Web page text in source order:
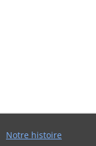
Notre histoire